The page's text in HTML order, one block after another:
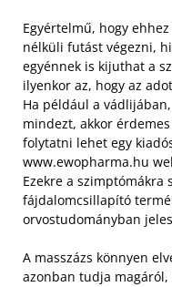
Egyértelmű, hogy
nélküli futást végezni,
egyénnek is kijuthat a
ilyenkor az, hogy az
Ha például a
mindezt, akkor
folytatni lehet egy
www.ewopharma.hu
Ezekre a
fájdalomcsillapító
orvostudományban
A masszázs könnyen
azonban tudja magáról,